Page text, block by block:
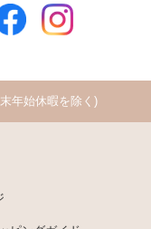
年始休暇を除く)